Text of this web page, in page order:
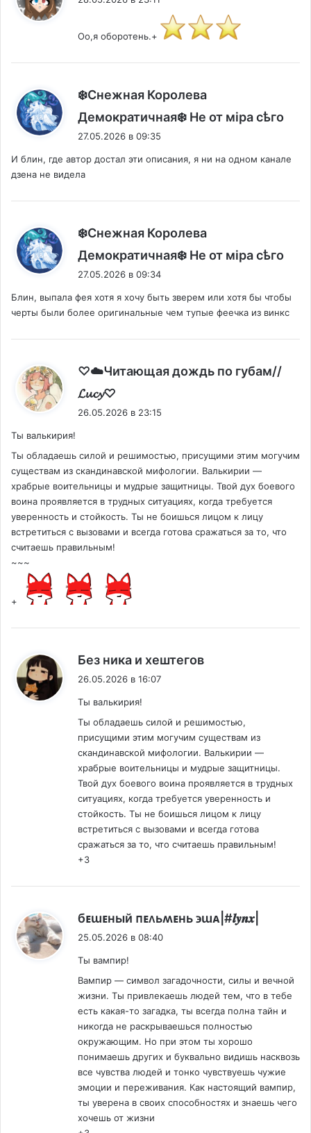
Оо,я оборотень.+
❄️Снежная Королева
Демократичная❄️ Не от мiра сѣго
27.05.2026 в 09:35
И блин, где автор достал эти описания, я ни на одном канале
дзена не видела
❄️Снежная Королева
Демократичная❄️ Не от мiра сѣго
27.05.2026 в 09:34
Блин, выпала фея хотя я хочу быть зверем или хотя бы чтобы
черты были более оригинальные чем тупые феечка из винкс
♡☁️Читающая дождь по губам//
𝓛𝓾𝓬𝔂♡
26.05.2026 в 23:15
Ты валькирия!
Ты обладаешь силой и решимостью, присущими этим могучим
существам из скандинавской мифологии. Валькирии —
храбрые воительницы и мудрые защитницы. Твой дух боевого
воина проявляется в трудных ситуациях, когда требуется
уверенность и стойкость. Ты не боишься лицом к лицу
встретиться с вызовами и всегда готова сражаться за то, что
считаешь правильным!
~~~
+
Без ника и хештегов
26.05.2026 в 16:07
Ты валькирия!
Ты обладаешь силой и решимостью,
присущими этим могучим существам из
скандинавской мифологии. Валькирии —
храбрые воительницы и мудрые защитницы.
Твой дух боевого воина проявляется в трудных
ситуациях, когда требуется уверенность и
стойкость. Ты не боишься лицом к лицу
встретиться с вызовами и всегда готова
сражаться за то, что считаешь правильным!
+3
бᴇɯᴇный ᴨᴇᴧьʍᴇнь ϶ɯᴀ|#𝒍𝒚𝒏𝒙|
25.05.2026 в 08:40
Ты вампир!
Вампир — символ загадочности, силы и вечной
жизни. Ты привлекаешь людей тем, что в тебе
есть какая-то загадка, ты всегда полна тайн и
никогда не раскрываешься полностью
окружающим. Но при этом ты хорошо
понимаешь других и буквально видишь насквозь
все чувства людей и тонко чувствуешь чужие
эмоции и переживания. Как настоящий вампир,
ты уверена в своих способностях и знаешь чего
хочешь от жизни